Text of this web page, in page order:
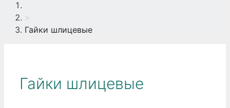
>
Гайки шлицевые
Гайки шлицевые